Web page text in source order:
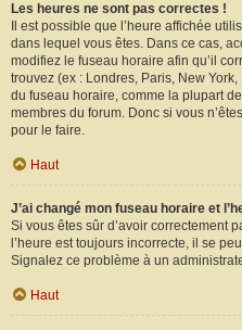
Les heures ne sont pas correctes !
Il est possible que l’heure affichée
dans lequel vous êtes. Dans ce cas,
modifiez le fuseau horaire afin qu’il
trouvez (ex : Londres, Paris, New
du fuseau horaire, comme la plupart
membres du forum. Donc si vous
pour le faire.
Haut
J’ai changé mon fuseau horaire et
Si vous êtes sûr d’avoir correctement
l’heure est toujours incorrecte, il se
Signalez ce problème à un
Haut